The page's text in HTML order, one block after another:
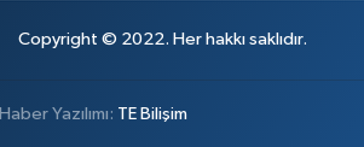
Copyright © 2022. Her hakkı saklıdır.
Haber Yazılımı: TE Bilişim